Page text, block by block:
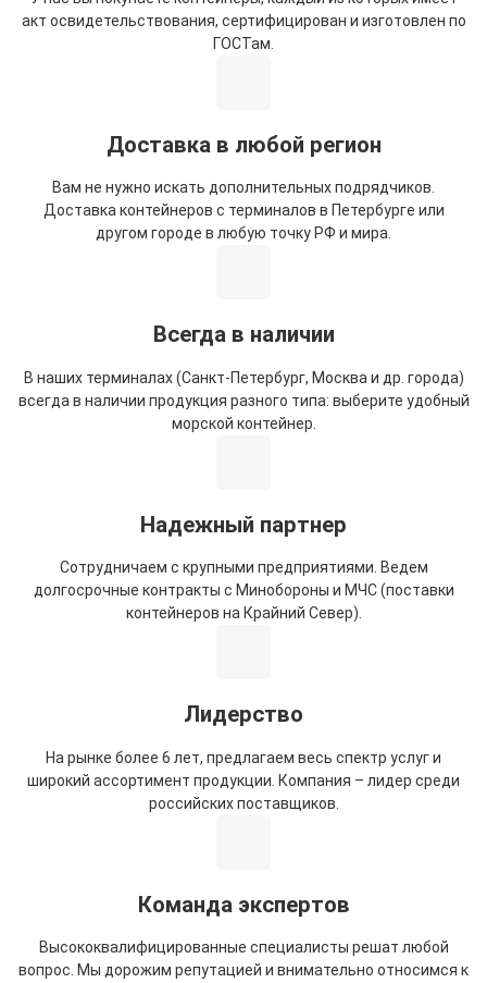
акт освидетельствования, сертифицирован и изготовлен по
ГОСТам.
Доставка в любой регион
Вам не нужно искать дополнительных подрядчиков.
Доставка контейнеров с терминалов в Петербурге или
другом городе в любую точку РФ и мира.
Всегда в наличии
В наших терминалах (Санкт-Петербург, Москва и др. города)
всегда в наличии продукция разного типа: выберите удобный
морской контейнер.
Надежный партнер
Сотрудничаем с крупными предприятиями. Ведем
долгосрочные контракты с Минобороны и МЧС (поставки
контейнеров на Крайний Север).
Лидерство
На рынке более 6 лет, предлагаем весь спектр услуг и
широкий ассортимент продукции. Компания – лидер среди
российских поставщиков.
Команда экспертов
Высококвалифицированные специалисты решат любой
вопрос. Мы дорожим репутацией и внимательно относимся к